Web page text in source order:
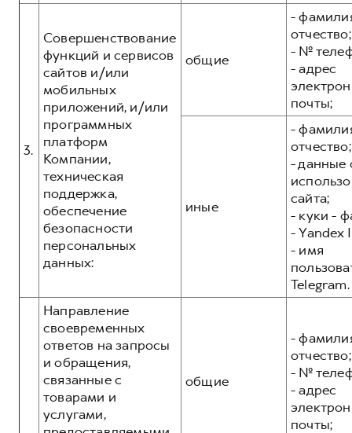
3.
Совершенствование
функций и сервисов
сайтов и/или
мобильных
приложений, и/или
программных
платформ
Компании,
техническая
поддержка,
обеспечение
безопасности
персональных
данных:
общие
-
отчество;
- №
- адрес
почты;
иные
-
отчество;
- данные
сайта;
- куки -
- Yandex
- имя
Telegram.
Направление
своевременных
ответов на запросы
и обращения,
связанные с
товарами и
услугами,
общие
-
отчество;
- №
- адрес
почты;